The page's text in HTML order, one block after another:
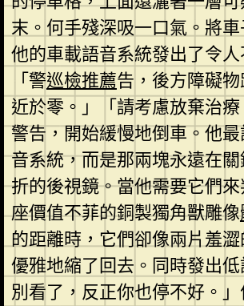
末。何手殘深吸一口氣。將車
他的車載語音系統發出了令人
「警巡檢推薦告，後方障礙
近於零。」「請考慮放棄治
警告，開始緩慢地倒車。他
音系統，而是那兩塊永遠在
折的後視鏡。當他需要它們
座價值不菲的銅製獨角獸雕像
的距離時，它們卻像兩片羞
優雅地縮了回去。同時發出
別看了，反正你也停不好。